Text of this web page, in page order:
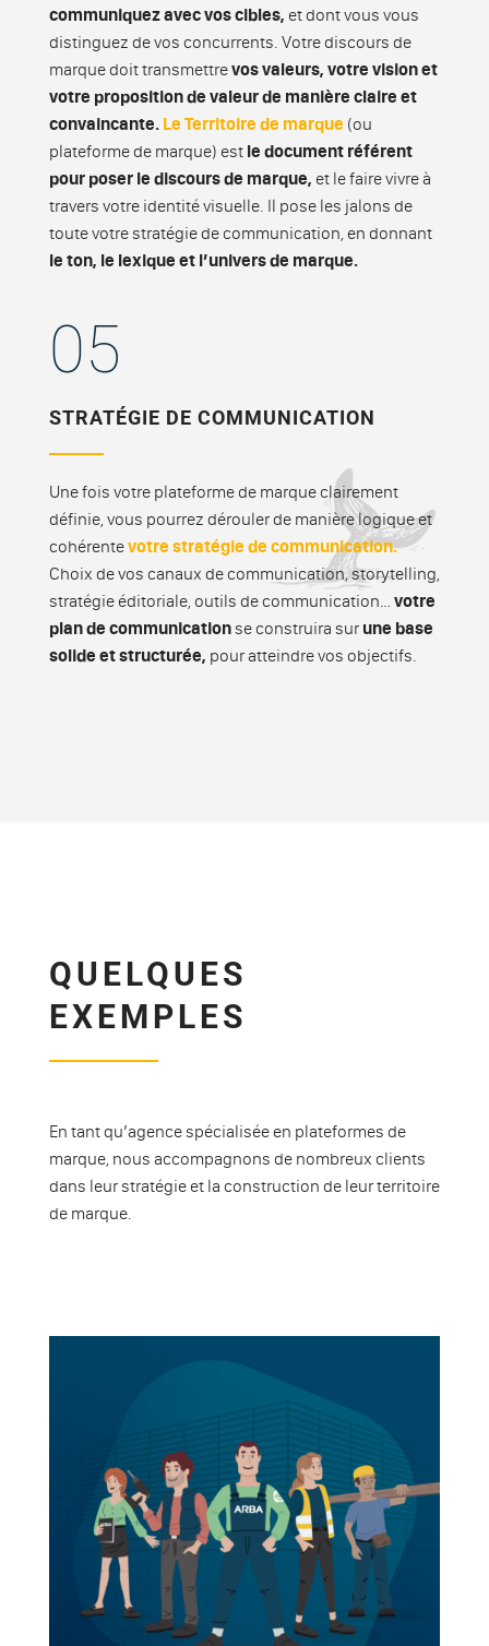
communiquez avec vos cibles, et dont vous vous
distinguez de vos concurrents. Votre discours de
marque doit transmettrevos valeurs, votre vision et
votre proposition de valeur de manière claire et
convaincante. Le Territoire de marque (ou
plateforme de marque) est le document référent
pour poser le discours de marque, et le faire vivre à
travers votre identité visuelle. Il pose les jalons de
toute votre stratégie de communication, en donnant
le ton, le lexique et l’univers de marque.
05
STRATÉGIE DE COMMUNICATION
Une fois votre plateforme de marque clairement
définie, vous pourrez dérouler de manière logique et
cohérentevotre stratégie de communication.
Choix de vos canaux de communication, storytelling,
stratégie éditoriale, outils de communication… votre
plan de communicationse construira sur une base
solide et structurée, pour atteindre vos objectifs.
QUELQUES
EXEMPLES
En tant qu’agence spécialisée en plateformes de
marque, nous accompagnons de nombreux clients
dans leur stratégie et la construction de leur territoire
de marque.